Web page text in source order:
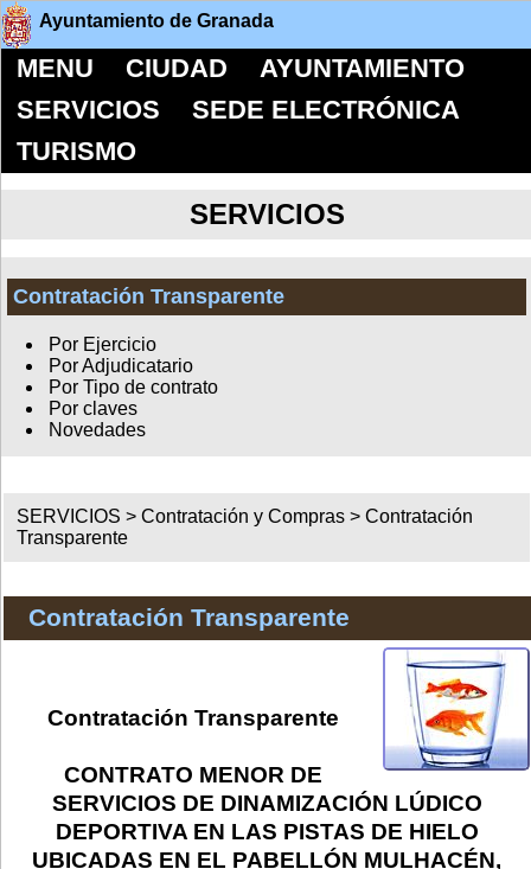
Ayuntamiento de Granada
MENU CIUDAD
AYUNTAMIENTO
SERVICIOS
SEDE ELECTRÓNICA
TURISMO
SERVICIOS
Contratación Transparente
Por Ejercicio
Por Adjudicatario
Por Tipo de contrato
Por claves
Novedades
SERVICIOS >Contratación y Compras >Contratación
Transparente
Contratación Transparente
Contratación Transparente
CONTRATO MENOR DE
SERVICIOS DE DINAMIZACIÓN LÚDICO
DEPORTIVA EN LAS PISTAS DE HIELO
UBICADAS EN EL PABELLÓN MULHACÉN,